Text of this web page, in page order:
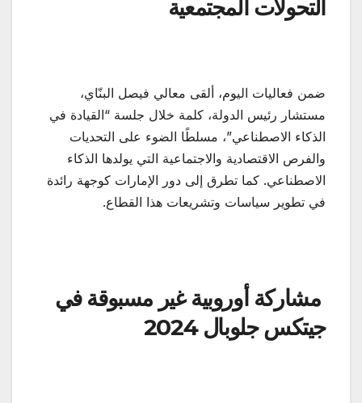
التحولات المجتمعية
ضمن فعاليات اليوم، ألقى معالي فيصل البنّاي،
مستشار رئيس الدولة، كلمة خلال جلسة “القيادة في
الذكاء الاصطناعي”، مسلطًا الضوء على التحديات
والفرص الاقتصادية والاجتماعية التي يولدها الذكاء
الاصطناعي. كما تطرق إلى دور الإمارات كوجهة رائدة
في تطوير سياسات وتشريعات هذا القطاع.
مشاركة أوروبية غير مسبوقة في
جيتكس جلوبال 2024